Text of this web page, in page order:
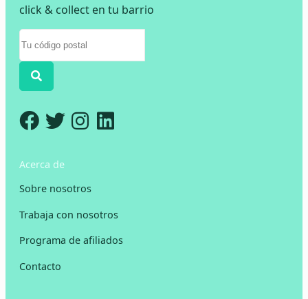
click & collect en tu barrio
Acerca de
Sobre nosotros
Trabaja con nosotros
Programa de afiliados
Contacto